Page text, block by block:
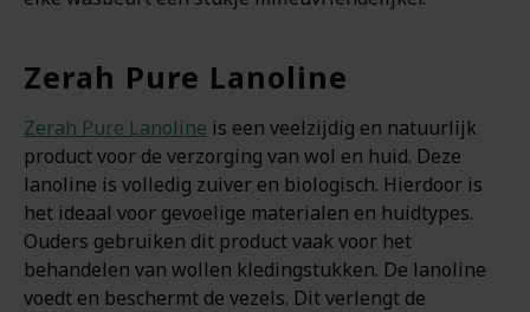
Zerah Pure Lanoline
Zerah Pure Lanoline is een veelzijdig en natuurlijk
product voor de verzorging van wol en huid. Deze
lanoline is volledig zuiver en biologisch. Hierdoor is
het ideaal voor gevoelige materialen en huidtypes.
Ouders gebruiken dit product vaak voor het
behandelen van wollen kledingstukken. De lanoline
voedt en beschermt de vezels. Dit verlengt de